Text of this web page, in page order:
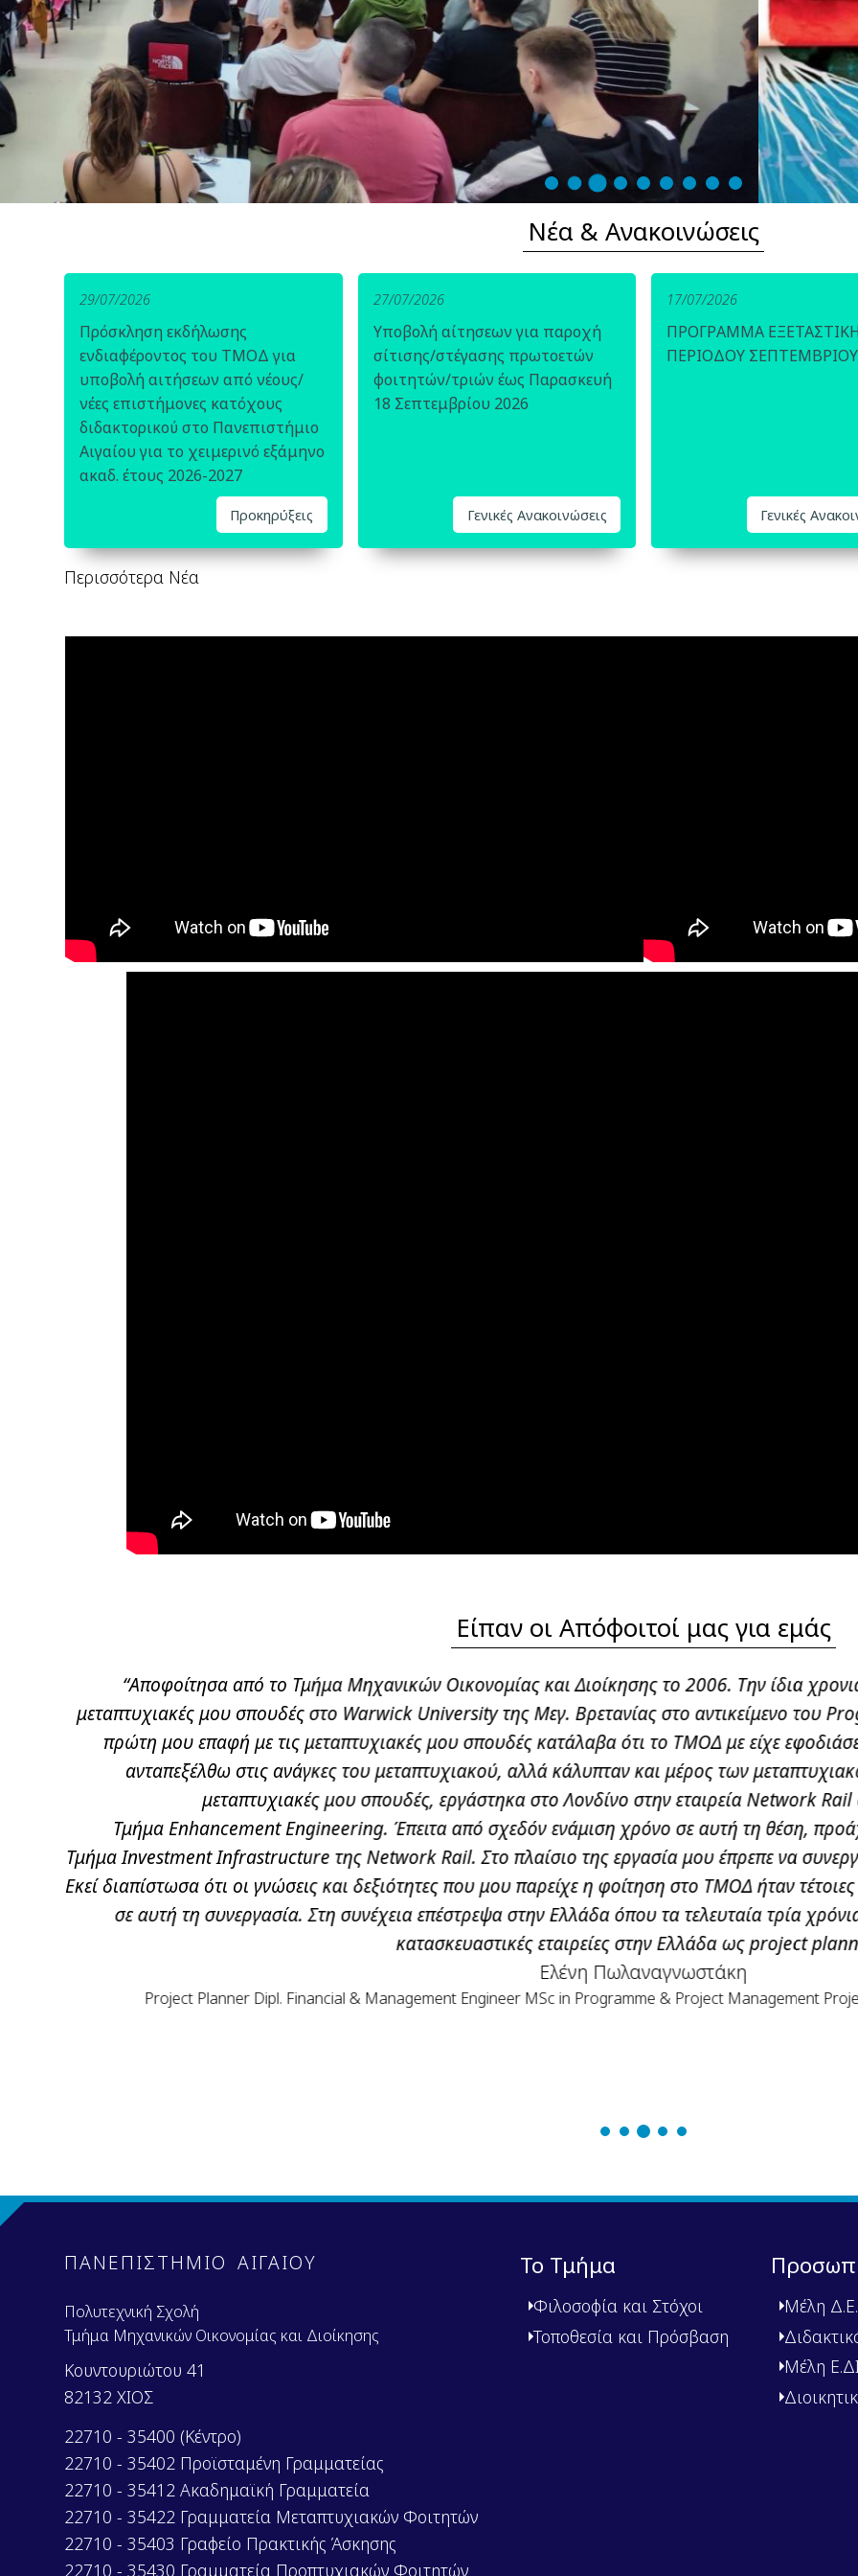
Νέα & Ανακοινώσεις
29/07/2026
Πρόσκληση εκδήλωσης
ενδιαφέροντος του ΤΜΟΔ για
υποβολή αιτήσεων από νέους/
νέες επιστήμονες κατόχους
διδακτορικού στο Πανεπιστήμιο
Αιγαίου για το χειμερινό εξάμηνο
ακαδ. έτους 2026-2027
Προκηρύξεις
27/07/2026
Υποβολή αίτησεων για παροχή
σίτισης/στέγασης πρωτοετών
φοιτητών/τριών έως Παρασκευή
18 Σεπτεμβρίου 2026
Γενικές Ανακοινώσεις
17/07/2026
ΠΡΟΓΡΑΜΜΑ
ΠΕΡΙΟΔΟΥ ΣΕΠΤΕΜΒΡΙΟΥ
Γενικές
Περισσότερα Νέα
Είπαν οι Απόφοιτοί μας για εμάς
Από την
πρόβλημα
“Μετά την αποφοίτησή μου από το ΤΜΟΔ το 2009, συνέχισα τις σπουδές μου στο
πρόγραμμα Environmental and Development, με την προοπτική να δουλέψω στον τομέα
Μετά την επιτυχή ολοκλήρωση του προγράμματος αυτού, εργάστηκα στην Ευρωπαϊκή
επενδύσεων για την αντιμετώπιση της κλιματικής αλλαγής. Από τον Οκτώβριο του 2012
οργανισμό Transport and Environment στις Βρυξέλλες, αρχικά ως stagiaire(ασκούμενος)
ατμοσφαιρικής ρύπανσης και εκπομπών διοξειδίου του άνθρακα από μέσα μεταφοράς, σε
μου καλούμαι πολύ συχνά να αντεπεξέλθω σε πολύπλευρα προβλήματα, στα οποία οι
ιδιαίτερα σε στην κατανόηση των τεχνικών ζητημάτων. Γενικότερα και καθ' όλη τη διάρκεια
μου σταδιοδρομίας, ο συνδυασμός γνώσεων από τα τρία πεδία (των επιστημών μηχανικού,
σημαντικό ανταγωνιστικό πλεονέκτημα όσο αφορά στην επαγγελματική μου αποκατάσταση,
μου με επαγγελματίες και εργοδότες. Επίσης, ο σχετικά μικρός αριθμός φοιτητών στο
και συχνής επικοινωνίας με το διδακτικό προσωπικό όταν χρειαζόταν. Τελικά ΤΜΟΔ
ΠΑΝΕΠΙΣΤΗΜΙΟ ΑΙΓΑΙΟΥ
Πολυτεχνική Σχολή
Τμήμα Μηχανικών Οικονομίας και Διοίκησης
Κουντουριώτου 41
82132 ΧΙΟΣ
22710 - 35400 (Κέντρο)
22710 - 35402 Προϊσταμένη Γραμματείας
22710 - 35412 Ακαδημαϊκή Γραμματεία
22710 - 35422 Γραμματεία Μεταπτυχιακών Φοιτητών
22710 - 35403 Γραφείο Πρακτικής Άσκησης
22710 - 35430 Γραμματεία Προπτυχιακών Φοιτητών
Το Τμήμα
Φιλοσοφία και Στόχοι
Τοποθεσία και Πρόσβαση
Μέλη
Μέλη